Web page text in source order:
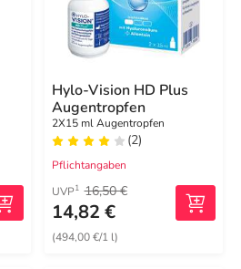
Hylo-Vision HD Plus
Augentropfen
2X15 ml Augentropfen
(2)
Pflichtangaben
UVP1 16,50 €
14,82 €
(494,00 €/1 l)